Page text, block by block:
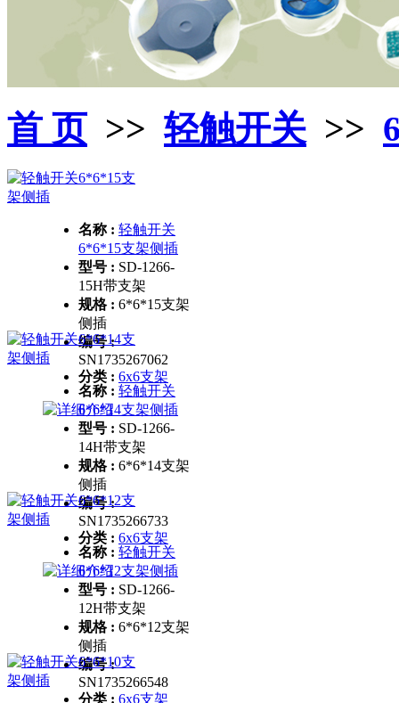
首 页>> 轻触开关 >>
名称 : 轻触开关
6*6*15支架侧插
型号 : SD-1266-
15H带支架
规格 : 6*6*15支架
侧插
编号 :
SN1735267062
分类 : 6x6支架
名称 : 轻触开关
6*6*14支架侧插
型号 : SD-1266-
14H带支架
规格 : 6*6*14支架
侧插
编号 :
SN1735266733
分类 : 6x6支架
名称 : 轻触开关
6*6*12支架侧插
型号 : SD-1266-
12H带支架
规格 : 6*6*12支架
侧插
编号 :
SN1735266548
分类 : 6x6支架